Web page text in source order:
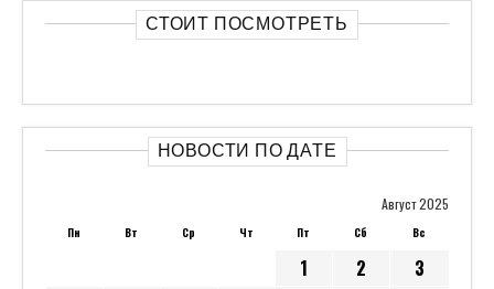
СТОИТ ПОСМОТРЕТЬ
НОВОСТИ ПО ДАТЕ
Август 2025
Пн Вт Ср Чт Пт Сб Вс
1 2
3